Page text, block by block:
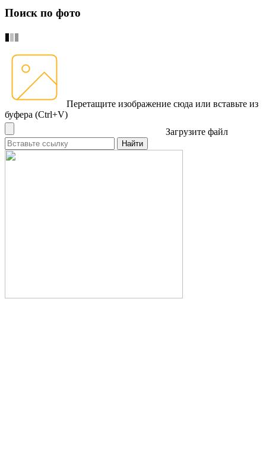
Поиск по фото
Перетащите изображение сюда или вставьте из
буфера (Ctrl+V)
Загрузите файл
Найти